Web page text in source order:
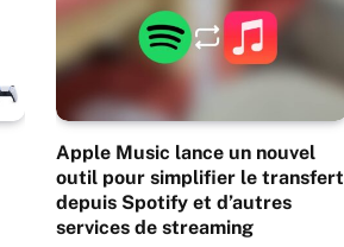
Apple Music lance un nouvel
outil pour simplifier le transfert
depuis Spotify et d’autres
services de streaming